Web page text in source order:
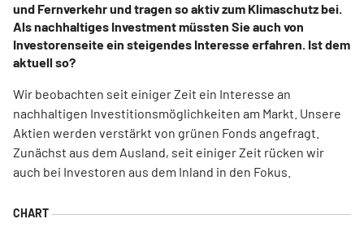
und Fernverkehr und tragen so aktiv zum Klimaschutz bei.
Als nachhaltiges Investment müssten Sie auch von
Investorenseite ein steigendes Interesse erfahren. Ist dem
aktuell so?
Wir beobachten seit einiger Zeit ein Interesse an
nachhaltigen Investitionsmöglichkeiten am Markt. Unsere
Aktien werden verstärkt von grünen Fonds angefragt.
Zunächst aus dem Ausland, seit einiger Zeit rücken wir
auch bei Investoren aus dem Inland in den Fokus.